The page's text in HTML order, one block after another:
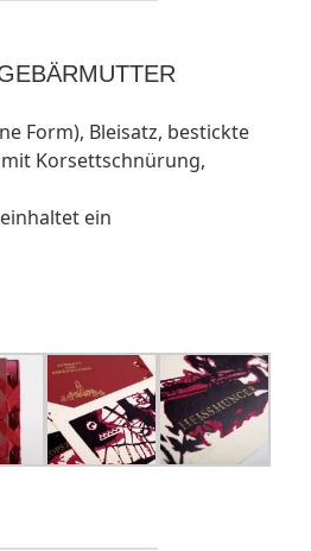
Form), Bleisatz, bestickte
Korsettschnürung,
ein